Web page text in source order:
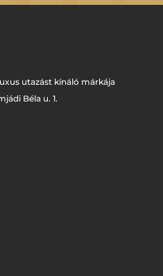
utazást kínáló márkája
Béla u. 1.